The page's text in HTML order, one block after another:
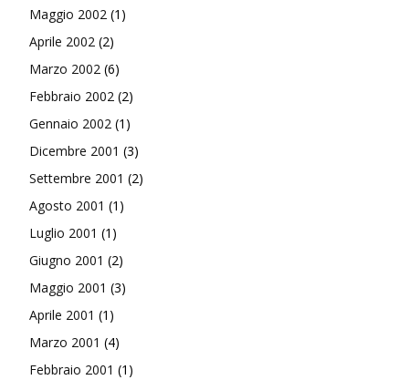
Maggio 2002 (1)
Aprile 2002 (2)
Marzo 2002 (6)
Febbraio 2002 (2)
Gennaio 2002 (1)
Dicembre 2001 (3)
Settembre 2001 (2)
Agosto 2001 (1)
Luglio 2001 (1)
Giugno 2001 (2)
Maggio 2001 (3)
Aprile 2001 (1)
Marzo 2001 (4)
Febbraio 2001 (1)